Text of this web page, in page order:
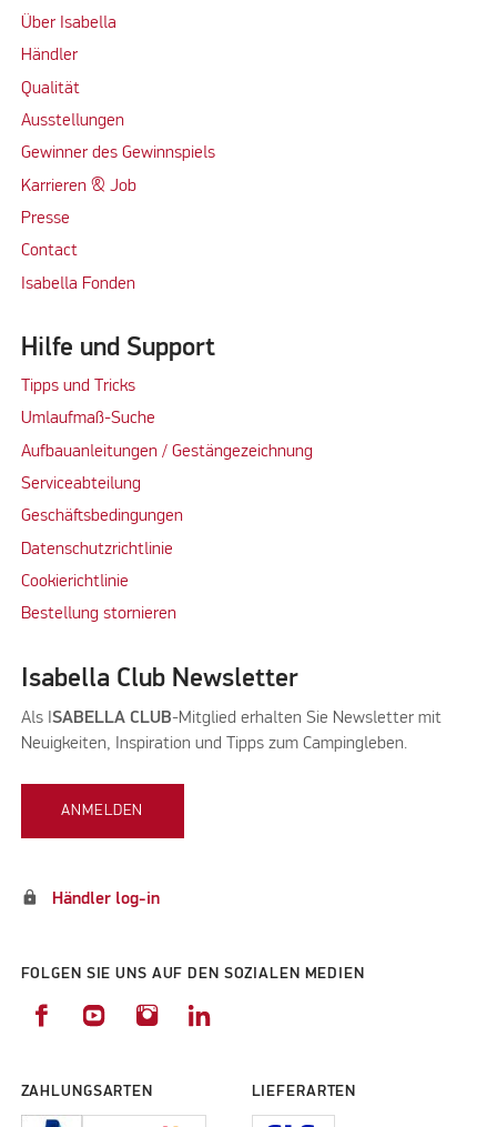
Über Isabella
Händler
Qualität
Ausstellungen
Gewinner des Gewinnspiels
Karrieren & Job
Presse
Contact
Isabella Fonden
Hilfe und Support
Tipps und Tricks
Umlaufmaß-Suche
Aufbauanleitungen / Gestängezeichnung
Serviceabteilung
Geschäftsbedingungen
Datenschutzrichtlinie
Cookierichtlinie
Bestellung stornieren
Isabella Club Newsletter
Als ISABELLA CLUB-Mitglied erhalten Sie Newsletter mit
Neuigkeiten, Inspiration und Tipps zum Campingleben.
ANMELDEN
lock Händler log-in
FOLGEN SIE UNS AUF DEN SOZIALEN MEDIEN
ZAHLUNGSARTEN LIEFERARTEN